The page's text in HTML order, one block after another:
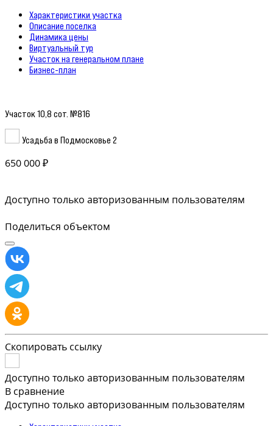
Характеристики участка
Описание поселка
Динамика цены
Виртуальный тур
Участок на генеральном плане
Бизнес-план
Участок 10,8 сот. №816
Усадьба в Подмосковье 2
650 000 ₽
Доступно только авторизованным пользователям
Поделиться объектом
Скопировать ссылку
Доступно только авторизованным пользователям
В сравнение
Доступно только авторизованным пользователям